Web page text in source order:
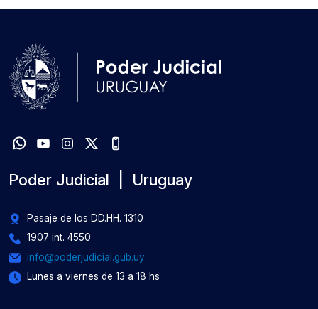
Poder Judicial | Uruguay
Pasaje de los DD.HH. 1310
1907 int. 4550
info@poderjudicial.gub.uy
Lunes a viernes de 13 a 18 hs